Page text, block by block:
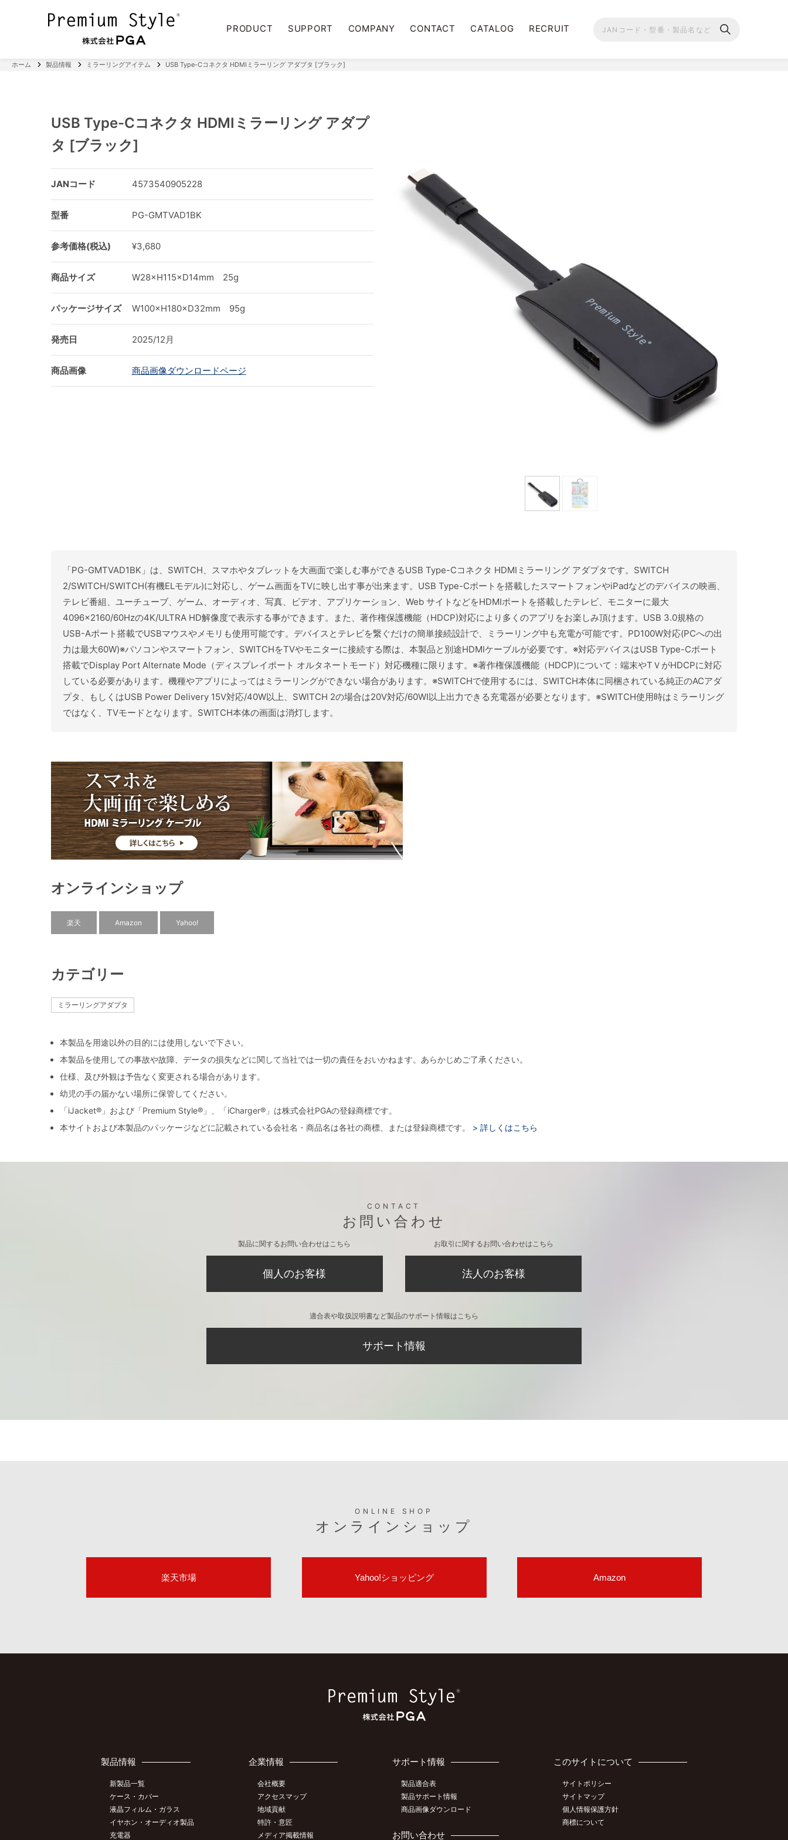
PRODUCT SUPPORT COMPANY CONTACT CATALOG RECRUIT
ホーム 製品情報 ミラーリングアイテム USB Type-Cコネクタ HDMIミラーリング アダプタ [ブラック]
USB Type-Cコネクタ HDMIミラーリング アダプ
タ [ブラック]
JANコード 4573540905228
型番 PG-GMTVAD1BK
参考価格(税込) ¥3,680
商品サイズ W28×H115×D14mm 25g
パッケージサイズ W100×H180×D32mm 95g
発売日 2025/12月
商品画像 商品画像ダウンロードページ
「PG-GMTVAD1BK」は、SWITCH、スマホやタブレットを大画面で楽しむ事ができるUSB Type-Cコネクタ HDMIミラーリング アダプタです。SWITCH
2/SWITCH/SWITCH(有機ELモデル)に対応し、ゲーム画面をTVに映し出す事が出来ます。USB Type-Cポートを搭載したスマートフォンやiPadなどのデバイスの映画、
テレビ番組、ユーチューブ、ゲーム、オーディオ、写真、ビデオ、アプリケーション、Web サイトなどをHDMIポートを搭載したテレビ、モニターに最大
4096×2160/60Hzの4K/ULTRA HD解像度で表示する事ができます。また、著作権保護機能（HDCP)対応により多くのアプリをお楽しみ頂けます。USB 3.0規格の
USB-Aポート搭載でUSBマウスやメモリも使用可能です。デバイスとテレビを繋ぐだけの簡単接続設計で、ミラーリング中も充電が可能です。PD100W対応(PCへの出
力は最大60W)※パソコンやスマートフォン、SWITCHをTVやモニターに接続する際は、本製品と別途HDMIケーブルが必要です。※対応デバイスはUSB Type-Cポート
搭載でDisplay Port Alternate Mode（ディスプレイポート オルタネートモード）対応機種に限ります。※著作権保護機能（HDCP)について：端末やTＶがHDCPに対応
している必要があります。機種やアプリによってはミラーリングができない場合があります。※SWITCHで使用するには、SWITCH本体に同梱されている純正のACアダ
プタ、もしくはUSB Power Delivery 15V対応/40W以上、SWITCH 2の場合は20V対応/60WI以上出力できる充電器が必要となります。※SWITCH使用時はミラーリング
ではなく、TVモードとなります。SWITCH本体の画面は消灯します。
オンラインショップ
楽天 Amazon Yahoo!
カテゴリー
ミラーリングアダプタ
本製品を用途以外の目的には使用しないで下さい。
本製品を使用しての事故や故障、データの損失などに関して当社では一切の責任をおいかねます。あらかじめご了承ください。
仕様、及び外観は予告なく変更される場合があります。
幼児の手の届かない場所に保管してください。
「iJacket®」および「Premium Style®」、「iCharger®」は株式会社PGAの登録商標です。
本サイトおよび本製品のパッケージなどに記載されている会社名・商品名は各社の商標、または登録商標です。
> 詳しくはこちら
CONTACT
お問い合わせ
製品に関するお問い合わせはこちら
個人のお客様
お取引に関するお問い合わせはこちら
法人のお客様
適合表や取扱説明書など製品のサポート情報はこちら
サポート情報
ONLINE SHOP
オンラインショップ
楽天市場 Yahoo!ショッピング Amazon
製品情報
新製品一覧
ケース・カバー
液晶フィルム・ガラス
イヤホン・オーディオ製品
充電器
企業情報
会社概要
アクセスマップ
地域貢献
特許・意匠
メディア掲載情報
サポート情報
製品適合表
製品サポート情報
商品画像ダウンロード
お問い合わせ
このサイトについて
サイトポリシー
サイトマップ
個人情報保護方針
商標について